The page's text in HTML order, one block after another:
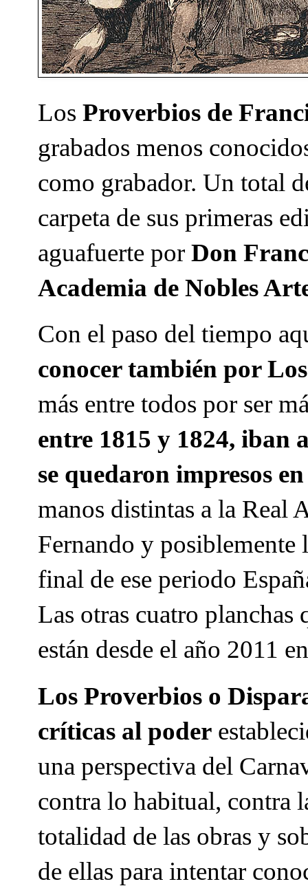
Los Proverbios de
grabados menos
como grabador. Un total
carpeta de sus primeras
aguafuerte por Don
Academia de Nobles
Con el paso del tiempo
conocer también por
más entre todos por ser
entre 1815 y 1824, iban
se quedaron impresos
manos distintas a la Real
Fernando y posiblemente
final de ese periodo
Las otras cuatro planchas
están desde el año 2011
Los Proverbios o
críticas al poder
una perspectiva del
contra lo habitual, contra
totalidad de las obras y
de ellas para intentar